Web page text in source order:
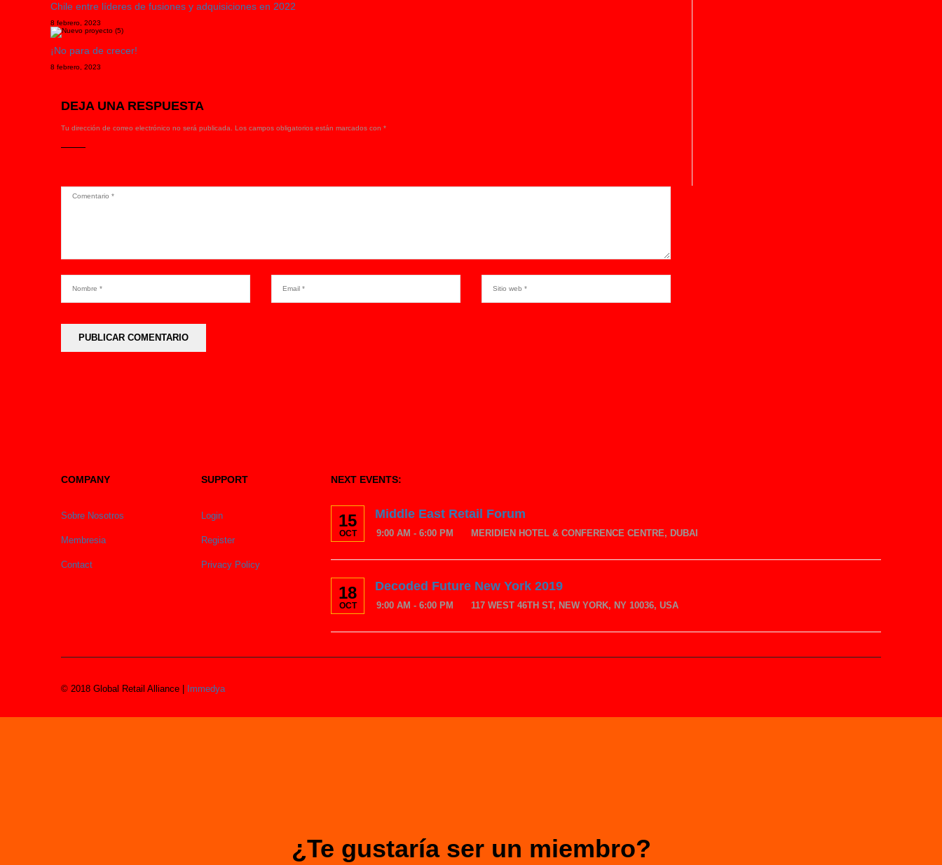
Chile entre líderes de fusiones y adquisiciones en 2022
8 febrero, 2023
¡No para de crecer!
8 febrero, 2023
DEJA UNA RESPUESTA
Tu dirección de correo electrónico no será publicada. Los campos obligatorios están marcados con *
COMPANY
Sobre Nosotros
Membresia
Contact
SUPPORT
Login
Register
Privacy Policy
NEXT EVENTS:
15
OCT
Middle East Retail Forum
9:00 AM - 6:00 PM MERIDIEN HOTEL & CONFERENCE CENTRE, DUBAI
18
OCT
Decoded Future New York 2019
9:00 AM - 6:00 PM 117 WEST 46TH ST, NEW YORK, NY 10036, USA
© 2018 Global Retail Alliance | Immedya
¿Te gustaría ser un miembro?